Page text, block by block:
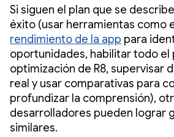
Si siguen el plan que se
éxito (usar herramientas como
rendimiento de la app para
oportunidades, habilitar todo el
optimización de R8, supervisar
real y usar comparativas para
profundizar la comprensión),
desarrolladores pueden lograr
similares.